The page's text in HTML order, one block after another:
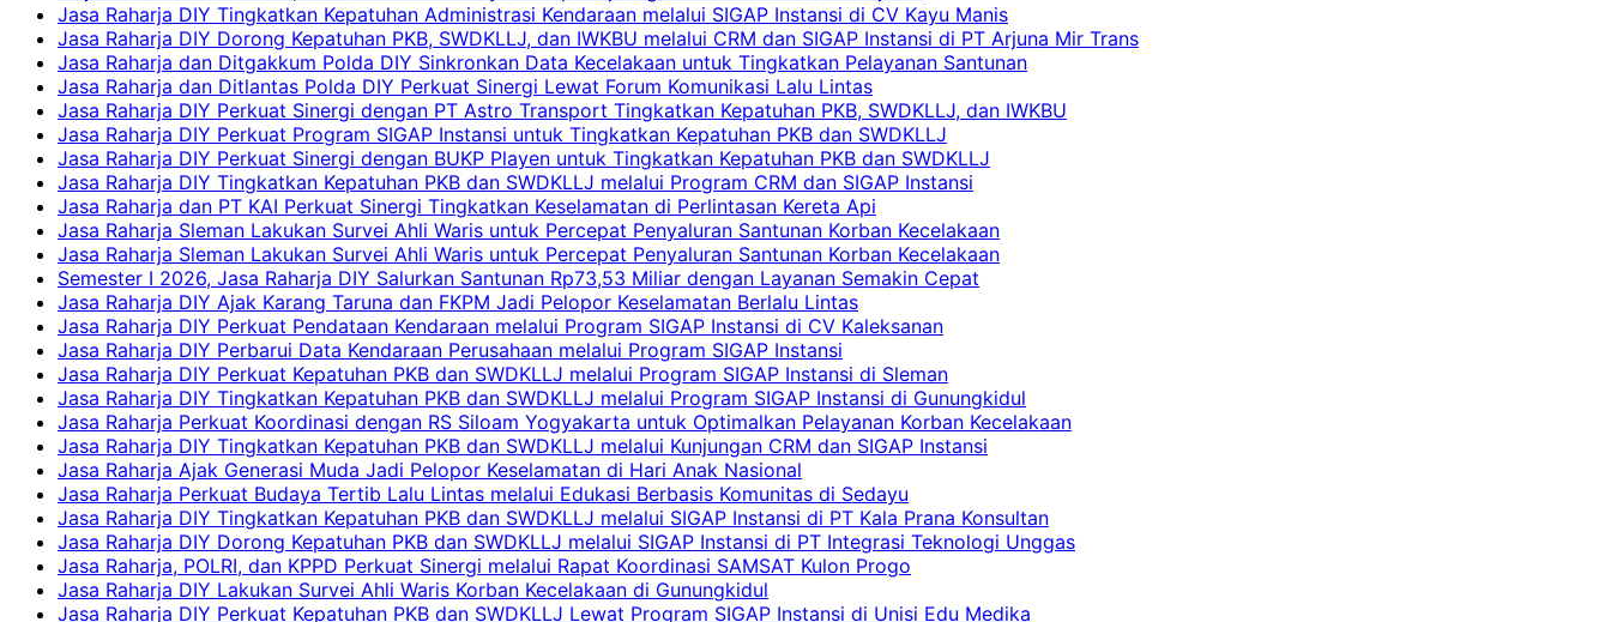
Jasa Raharja DIY Tingkatkan Kepatuhan Administrasi Kendaraan melalui SIGAP Instansi di CV Kayu Manis
Jasa Raharja DIY Dorong Kepatuhan PKB, SWDKLLJ, dan IWKBU melalui CRM dan SIGAP Instansi di PT Arjuna Mir Trans
Jasa Raharja dan Ditgakkum Polda DIY Sinkronkan Data Kecelakaan untuk Tingkatkan Pelayanan Santunan
Jasa Raharja dan Ditlantas Polda DIY Perkuat Sinergi Lewat Forum Komunikasi Lalu Lintas
Jasa Raharja DIY Perkuat Sinergi dengan PT Astro Transport Tingkatkan Kepatuhan PKB, SWDKLLJ, dan IWKBU
Jasa Raharja DIY Perkuat Program SIGAP Instansi untuk Tingkatkan Kepatuhan PKB dan SWDKLLJ
Jasa Raharja DIY Perkuat Sinergi dengan BUKP Playen untuk Tingkatkan Kepatuhan PKB dan SWDKLLJ
Jasa Raharja DIY Tingkatkan Kepatuhan PKB dan SWDKLLJ melalui Program CRM dan SIGAP Instansi
Jasa Raharja dan PT KAI Perkuat Sinergi Tingkatkan Keselamatan di Perlintasan Kereta Api
Jasa Raharja Sleman Lakukan Survei Ahli Waris untuk Percepat Penyaluran Santunan Korban Kecelakaan
Jasa Raharja Sleman Lakukan Survei Ahli Waris untuk Percepat Penyaluran Santunan Korban Kecelakaan
Semester I 2026, Jasa Raharja DIY Salurkan Santunan Rp73,53 Miliar dengan Layanan Semakin Cepat
Jasa Raharja DIY Ajak Karang Taruna dan FKPM Jadi Pelopor Keselamatan Berlalu Lintas
Jasa Raharja DIY Perkuat Pendataan Kendaraan melalui Program SIGAP Instansi di CV Kaleksanan
Jasa Raharja DIY Perbarui Data Kendaraan Perusahaan melalui Program SIGAP Instansi
Jasa Raharja DIY Perkuat Kepatuhan PKB dan SWDKLLJ melalui Program SIGAP Instansi di Sleman
Jasa Raharja DIY Tingkatkan Kepatuhan PKB dan SWDKLLJ melalui Program SIGAP Instansi di Gunungkidul
Jasa Raharja Perkuat Koordinasi dengan RS Siloam Yogyakarta untuk Optimalkan Pelayanan Korban Kecelakaan
Jasa Raharja DIY Tingkatkan Kepatuhan PKB dan SWDKLLJ melalui Kunjungan CRM dan SIGAP Instansi
Jasa Raharja Ajak Generasi Muda Jadi Pelopor Keselamatan di Hari Anak Nasional
Jasa Raharja Perkuat Budaya Tertib Lalu Lintas melalui Edukasi Berbasis Komunitas di Sedayu
Jasa Raharja DIY Tingkatkan Kepatuhan PKB dan SWDKLLJ melalui SIGAP Instansi di PT Kala Prana Konsultan
Jasa Raharja DIY Dorong Kepatuhan PKB dan SWDKLLJ melalui SIGAP Instansi di PT Integrasi Teknologi Unggas
Jasa Raharja, POLRI, dan KPPD Perkuat Sinergi melalui Rapat Koordinasi SAMSAT Kulon Progo
Jasa Raharja DIY Lakukan Survei Ahli Waris Korban Kecelakaan di Gunungkidul
Jasa Raharja DIY Perkuat Kepatuhan PKB dan SWDKLLJ Lewat Program SIGAP Instansi di Unisi Edu Medika